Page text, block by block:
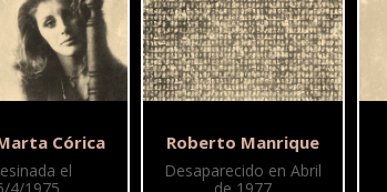
Córica
el
Roberto Manrique
Desaparecido en Abril